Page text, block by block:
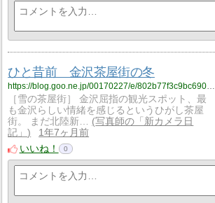
ひと昔前 金沢茶屋街の冬
https://blog.goo.ne.jp/00170227/e/802b77f3c9bc690c97f88df588564dca?fm=rss
［雪の茶屋街］ 金沢屈指の観光スポット、最
も金沢らしい情緒を感じるというひがし茶屋
街。 まだ北陸新…
写真師の「新カメラ日
記」
1年7ヶ月前
いいね！
0